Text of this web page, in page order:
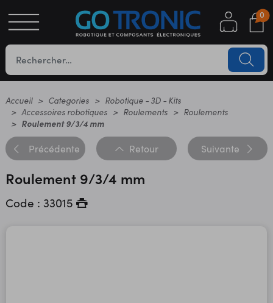
0
Accueil Categories
Robotique - 3D - Kits
Accessoires robotiques
Roulements
Roulements
Roulement 9/3/4 mm
Précédente Retour Suivante
Roulement 9/3/4 mm
Code : 33015